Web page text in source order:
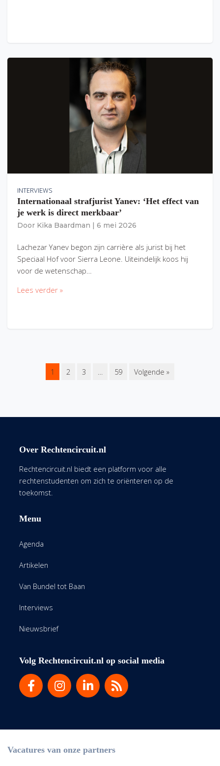
INTERVIEWS
Internationaal strafjurist Yanev: ‘Het effect van
je werk is direct merkbaar’
Door Kika Baardman 6 mei 2026
Lachezar Yanev begon zijn carrière als jurist bij het
Speciaal Hof voor Sierra Leone. Uiteindelijk koos hij
voor de wetenschap…
Lees verder »
1 2 3 … 59 Volgende »
Over Rechtencircuit.nl
Rechtencircuit.nl biedt een platform voor alle
rechtenstudenten om zich te oriënteren op de
toekomst.
Menu
Agenda
Artikelen
Van Bundel tot Baan
Interviews
Nieuwsbrief
Volg Rechtencircuit.nl op social media
Vacatures van onze partners